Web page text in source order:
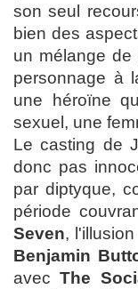
son seul
bien des
un mélange de
personnage à
une héroïne
sexuel, une
Le casting de
donc pas
par diptyque,
période
Seven,
Benjamin
avecThe